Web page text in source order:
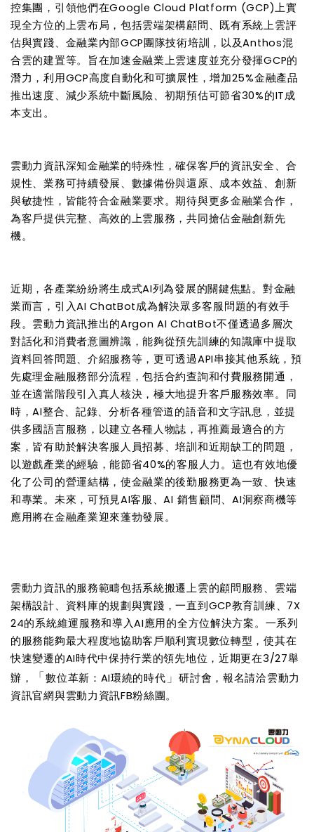
控集團，引領他們在Google Cloud Platform (GCP)上實
現全方位的上雲布局，包括雲端架構顧問、既有系統上雲評
估與實踐、金融業內部GCP團隊技術培訓，以及Anthos混
合雲的建置等。旨在加速金融業上雲速度並充分發揮GCP的
潛力，利用GCP高度自動化和可擴展性，增加25%金融產品
推出速度、減少系統中斷風險、初期預估可節省30%的IT成
本支出。
雲動力資訊深知金融業的特殊性，確保客戶的資訊安全、合
規性、業務可持續發展、數據備份與還原、成本效益、創新
與敏捷性，皆能符合金融業要求。期待與更多金融業合作，
為客戶提供完整、高效的上雲服務，共同搶佔金融創新先
機。
近期，各產業紛紛將生成式AI列為發展的關鍵焦點。對金融
業而言，引入AI ChatBot成為解決眾多客服問題的有效手
段。雲動力資訊推出的Argon AI ChatBot不僅透過多層次
對話化和消費者意圖辨識，能夠從預先訓練的知識庫中提取
資料回答問題、介紹服務等，更可透過API串接其他系統，預
先處理金融服務部分流程，包括合約查詢和付費服務開通，
並在適當階段引入真人核決，極大地提升客戶服務效率。同
時，AI整合、記錄、分析各種管道的語音和文字訊息，並提
供多國語言服務，以建立各種人物誌，再推薦最適合的方
案，皆有助於解決客服人員招募、培訓和近期缺工的問題，
以遊戲產業的經驗，能節省40%的客服人力。這也有效地優
化了公司的營運結構，使金融業的後勤服務更為一致、快速
和專業。未來，可預見AI客服、AI 銷售顧問、AI洞察商機等
應用將在金融產業迎來蓬勃發展。
雲動力資訊的服務範疇包括系統搬遷上雲的顧問服務、雲端
架構設計、資料庫的規劃與實踐，一直到GCP教育訓練、7X
24的系統維運服務和導入AI應用的全方位解決方案。一系列
的服務能夠最大程度地協助客戶順利實現數位轉型，使其在
快速變遷的AI時代中保持行業的領先地位，近期更在3/27舉
辦，
「數位革新：AI環繞的時代 」研討會，報名請洽雲動力
資訊官網與雲動力資訊FB粉絲團。